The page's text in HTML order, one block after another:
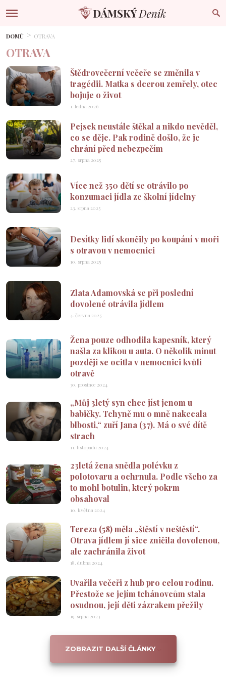
DOMŮ OTRAVA
OTRAVA
Štědrovečerní večeře se změnila v
tragédii. Matka s dcerou zemřely, otec
bojuje o život
1. ledna 2026
Pejsek neustále štěkal a nikdo nevěděl,
co se děje. Pak rodině došlo, že je
chrání před nebezpečím
27. srpna 2025
Více než 350 dětí se otrávilo po
konzumaci jídla ze školní jídelny
23. srpna 2025
Desítky lidí skončily po koupání v moři
s otravou v nemocnici
10. srpna 2025
Zlata Adamovská se při poslední
dovolené otrávila jídlem
4. června 2025
Žena pouze odhodila kapesník, který
našla za klikou u auta. O několik minut
později se ocitla v nemocnici kvůli
otravě
30. prosince 2024
„Můj 3letý syn chce jíst jenom u
babičky. Tchyně mu o mně nakecala
blbosti,“ zuří Jana (37). Má o své dítě
strach
11. listopadu 2024
23letá žena snědla polévku z
polotovaru a ochrnula. Podle všeho za
to mohl botulin, který pokrm
obsahoval
10. května 2024
Tereza (58) měla „štěstí v neštěstí“.
Otrava jídlem jí sice zničila dovolenou,
ale zachránila život
18. dubna 2024
Uvařila večeři z hub pro celou rodinu.
Přestože se jejím tchánovcům stala
osudnou, její děti zázrakem přežily
19. srpna 2023
ZOBRAZIT DALŠÍ ČLÁNKY